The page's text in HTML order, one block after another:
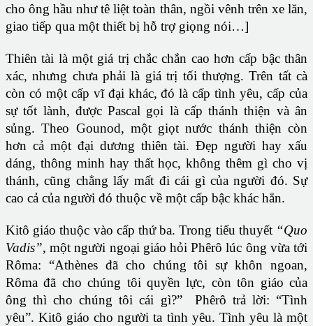
cho ông hầu như tê liệt toàn thân, ngồi vênh trên xe lăn,
giao tiếp qua một thiết bị hỗ trợ giọng nói…]
Thiên tài là một giá trị chắc chắn cao hơn cấp bậc thân
xác, nhưng chưa phải là giá trị tối thượng. Trên tất cà
còn có một cấp vĩ đại khác, đó là cấp tình yêu, cấp của
sự tốt lành, được Pascal gọi là cấp thánh thiện và ân
sủng. Theo Gounod, một giọt nước thánh thiện còn
hơn cả một đại dương thiên tài. Đẹp người hay xấu
dáng, thông minh hay thất học, không thêm gì cho vị
thánh, cũng chẳng lấy mất đi cái gì của người đó. Sự
cao cả của người đó thuộc về một cấp bậc khác hẳn.
Kitô giáo thuộc vào cấp thứ ba. Trong tiểu thuyết “Quo
Vadis”, một người ngoại giáo hỏi Phêrô lúc ông vừa tới
Rôma: “Athènes đã cho chúng tôi sự khôn ngoan,
Rôma đã cho chúng tôi quyền lực, còn tôn giáo của
ông thì cho chúng tôi cái gì?” Phêrô trả lời: “Tình
yêu”. Kitô giáo cho người ta tình yêu. Tình yêu là một